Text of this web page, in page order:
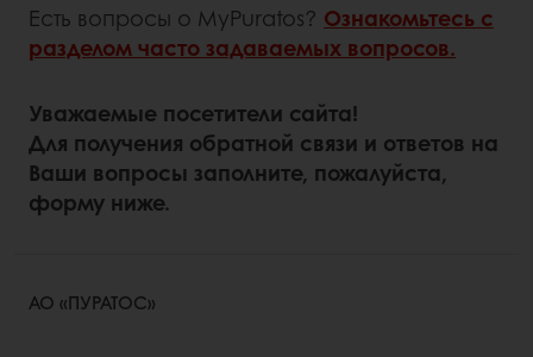
Есть вопросы о MyPuratos? Ознакомьтесь с
разделом часто задаваемых вопросов.
Уважаемые посетители сайта!
Для получения обратной связи и ответов на
Ваши вопросы заполните, пожалуйста,
форму ниже.
АО «ПУРАТОС»